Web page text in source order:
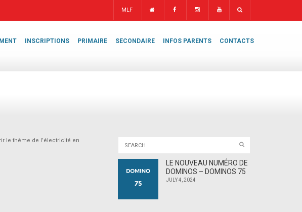
MLF
INSCRIPTIONS PRIMAIRE SECONDAIRE INFOS PARENTS CONTACTS
le thème de l’électricité en
LE NOUVEAU NUMÉRO DE
DOMINOS – DOMINOS 75
JULY 4, 2024